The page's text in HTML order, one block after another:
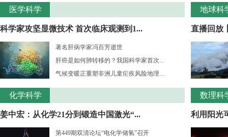
医学科学
科学家攻坚显微技术 首次临床观测到1...
著名肝病学家冯百芳逝世
肝癌是如何肺转移的？我国科学家首次...
气候变暖正重塑非洲儿童疟疾风险地理...
化学科学
姜中宏：从化学21分到锻造中国激光“...
第449期双清论坛“电化学储氢”召开
地球科
直播回放
数理科
利用阳光